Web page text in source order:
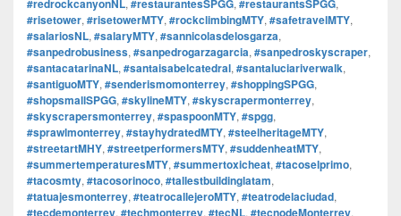
#redrockcanyonNL, #restaurantesSPGG, #restaurantsSPGG,
#risetower, #risetowerMTY, #rockclimbingMTY, #safetravelMTY,
#salariosNL, #salaryMTY, #sannicolasdelosgarza,
#sanpedrobusiness, #sanpedrogarzagarcia, #sanpedroskyscraper,
#santacatarinaNL, #santaisabelcatedral, #santaluciariverwalk,
#santiguoMTY, #senderismomonterrey, #shoppingSPGG,
#shopsmallSPGG, #skylineMTY, #skyscrapermonterrey,
#skyscrapersmonterrey, #spaspoonMTY, #spgg,
#sprawlmonterrey, #stayhydratedMTY, #steelheritageMTY,
#streetartMHY, #streetperformersMTY, #suddenheatMTY,
#summertemperaturesMTY, #summertoxicheat, #tacoselprimo,
#tacosmty, #tacosorinoco, #tallestbuildinglatam,
#tatuajesmonterrey, #teatrocallejeroMTY, #teatrodelaciudad,
#tecdemonterrey, #techmonterrey, #tecNL, #tecnodeMonterrey,